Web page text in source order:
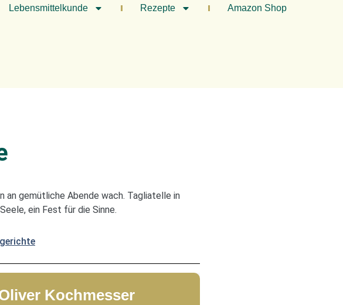
Lebensmittelkunde Rezepte Amazon Shop
an gemütliche Abende wach. Tagliatelle in
ein Fest für die Sinne.
Kochmesser